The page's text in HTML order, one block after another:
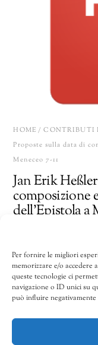
Per fornire le migliori
memorizzare e/o accedere
queste tecnologie ci
navigazione o ID unici su
può influire
HOME /CONTRIBUTI
Proposte sulla data di
Meneceo 7-11
Jan Erik
composizione
dell’Epistola a
Jan
Erik
Heßler,
Proposte
CATEGORIE:41-2011,